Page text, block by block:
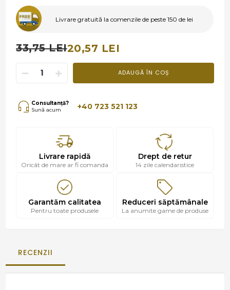
Livrare gratuită la comenzile de peste 150 de lei
33,75 LEI20,57 LEI
ADAUGĂ ÎN COȘ
Consultanță?
Sună acum
+40 723 521 123
Livrare rapidă
Oricât de mare ar fi comanda
Drept de retur
14 zile calendaristice
Garantăm calitatea
Pentru toate produsele
Reduceri săptămânale
La anumite game de produse
RECENZII